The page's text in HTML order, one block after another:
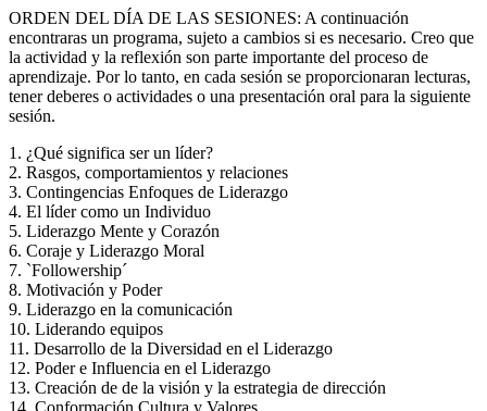
ORDEN DEL DÍA DE LAS SESIONES: A continuación
encontraras un programa, sujeto a cambios si es necesario. Creo que
la actividad y la reflexión son parte importante del proceso de
aprendizaje. Por lo tanto, en cada sesión se proporcionaran lecturas,
tener deberes o actividades o una presentación oral para la siguiente
sesión.
1. ¿Qué significa ser un líder?
2. Rasgos, comportamientos y relaciones
3. Contingencias Enfoques de Liderazgo
4. El líder como un Individuo
5. Liderazgo Mente y Corazón
6. Coraje y Liderazgo Moral
7. `Followership´
8. Motivación y Poder
9. Liderazgo en la comunicación
10. Liderando equipos
11. Desarrollo de la Diversidad en el Liderazgo
12. Poder e Influencia en el Liderazgo
13. Creación de de la visión y la estrategia de dirección
14. Conformación Cultura y Valores